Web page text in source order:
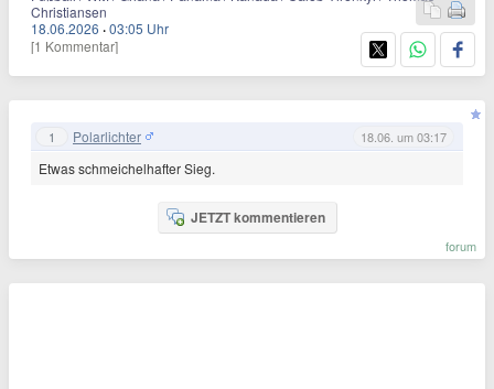
Christiansen
18.06.2026 ·03:05 Uhr
[1 Kommentar]
1 Polarlichter 18.06. um 03:17
Etwas schmeichelhafter Sieg.
JETZT kommentieren
forum